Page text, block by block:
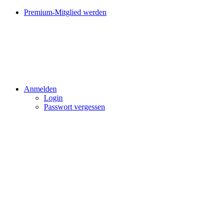
Premium-Mitglied werden
Anmelden
Login
Passwort vergessen